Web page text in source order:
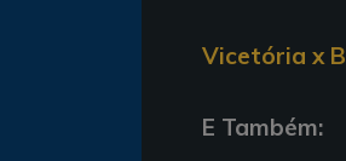
Vicetória x
E Também: